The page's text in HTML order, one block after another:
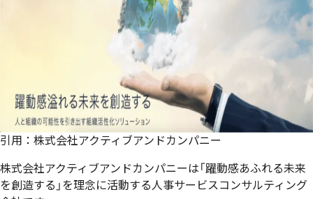
引用： 株式会社アクティブアンドカンパニー
株式会社アクティブアンドカンパニーは「躍動感あふれる未来
を創造する」を理念に活動する人事サービスコンサルティング